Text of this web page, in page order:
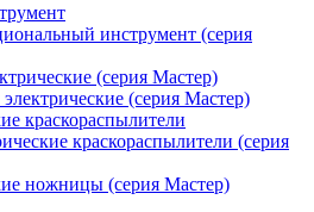
инструмент (серия
(серия Мастер)
(серия Мастер)
краскораспылители
краскораспылители (серия
ножницы (серия Мастер)